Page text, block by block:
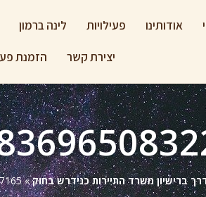
אודותינו פעילויות לינה ברמון
יצירת קשר הזמנת
ברישיון משרד התיירות כנידרש בחוק»